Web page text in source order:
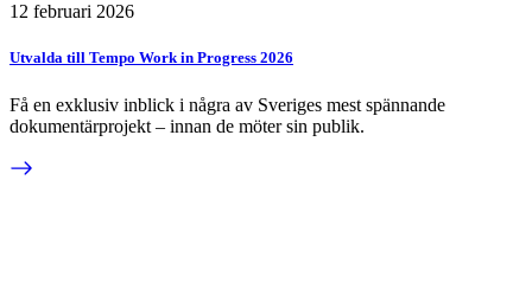
12 februari 2026
Utvalda till Tempo Work in Progress 2026
Få en exklusiv inblick i några av Sveriges mest spännande
dokumentärprojekt – innan de möter sin publik.